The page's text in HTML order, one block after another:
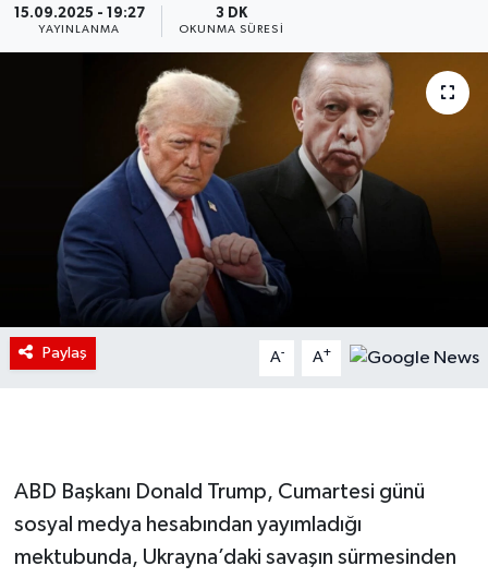
15.09.2025 - 19:27
YAYINLANMA
3 DK
OKUNMA SÜRESI
Paylaş A- A+
ABD Başkanı Donald Trump, Cumartesi günü
sosyal medya hesabından yayımladığı
mektubunda, Ukrayna’daki savaşın sürmesinden